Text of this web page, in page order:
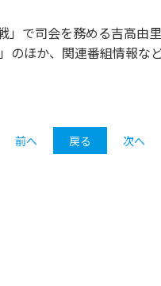
で司会を務める吉高由
のほか、関連番組情報な
前へ 戻る 次へ